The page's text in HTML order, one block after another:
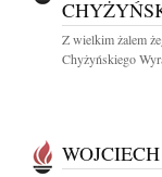
Z wielkim żalem
Chyżyńskiego